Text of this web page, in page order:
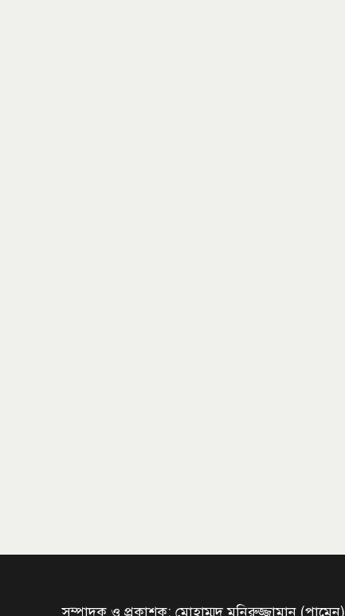
সম্পাদক ও প্রকাশক: মোহাম্মদ মনিরুজ্জামান (পামেন)